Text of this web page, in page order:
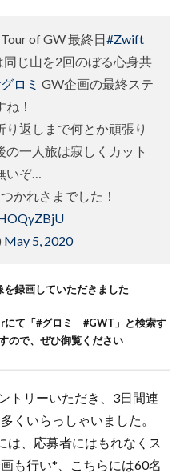
of GW 最終日#Zwift
同じ山を2回のぼる心身共
ロミ GW企画の最終ステ
！
返しまで何とか頑張り
の一人旅は寂しくカット
ぞ…
かれさまでした！
May 5, 2020
録画していただきました
にて「#グロミ #GWT」と検索す
ので、ぜひ御覧ください
トリーいただき、3日間連
くいらっしゃいました。
は、応募者にはもれなくス
も行い*、こちらには60名